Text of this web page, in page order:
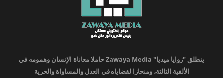
ينطلق "زوايا ميديا" Zawaya Media حاملا معاناة الإنسان وهمومه في
الألفية الثالثة، ومنحازا لقضاياه في العدل والمساواة والحرية